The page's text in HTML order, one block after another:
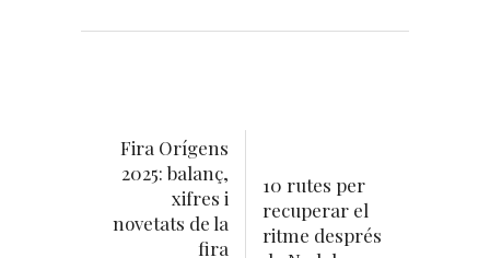
Fira Orígens
2025: balanç,
xifres i
novetats de la
fira
10 rutes per
recuperar el
ritme després